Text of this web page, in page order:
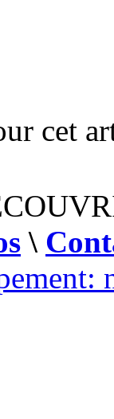
cet
\